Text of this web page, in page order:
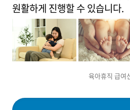
원활하게 진행할 수 있습니다.
육아휴직 급여